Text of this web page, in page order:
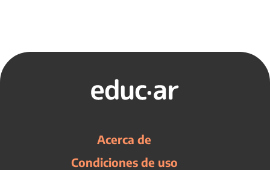
Acerca de
Condiciones de uso